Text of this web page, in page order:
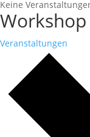
Keine
Workshop
Veranstaltungen